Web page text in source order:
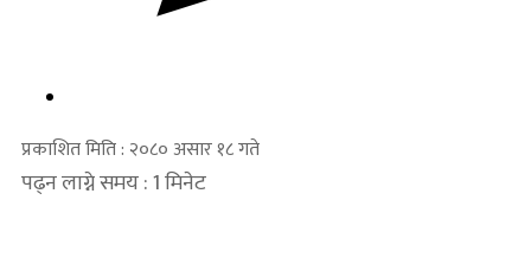
प्रकाशित मिति : २०८० असार १८ गते
पढ्न लाग्ने समय : 1 मिनेट